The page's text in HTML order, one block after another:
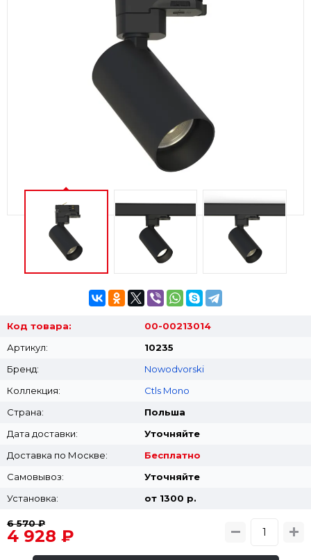
Код товара:
00-00213014
Артикул:
10235
Бренд:
Nowodvorski
Коллекция:
Ctls Mono
Страна:
Польша
Дата доставки:
Уточняйте
Доставка по Москве:
Бесплатно
Самовывоз:
Уточняйте
Установка:
от 1300 p.
6 570 ₽
4 928 ₽